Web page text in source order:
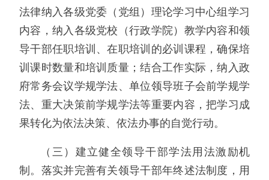
法律纳入各级党委（党组）理论学习中心组学习
内容，纳入各级党校（行政学院）教学内容和领
导干部任职培训、在职培训的必训课程，确保培
训课时数量和培训质量；结合工作实际，纳入政
府常务会议学规学法、单位领导班子会前学规学
法、重大决策前学规学法等重要内容，把学习成
果转化为依法决策、依法办事的自觉行动。
（三）建立健全领导干部学法用法激励机
制。落实并完善有关领导干部年终述法制度，用